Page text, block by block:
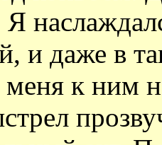
Я
и даже в
к ним